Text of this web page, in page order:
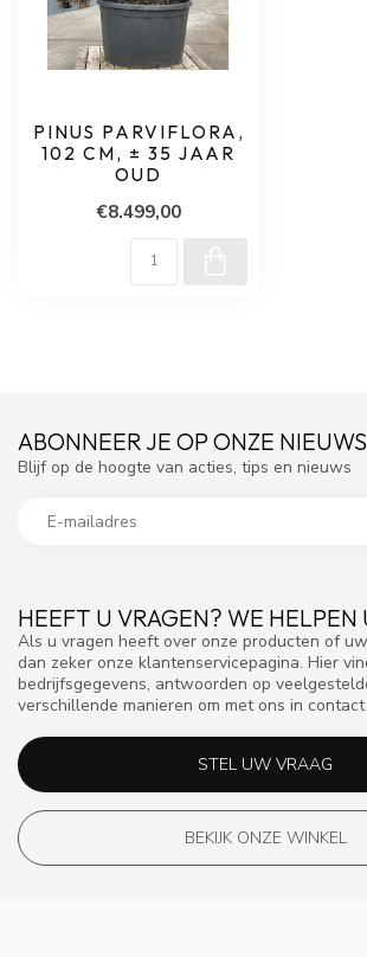
PINUS PARVIFLORA,
102 CM, ± 35 JAAR
OUD
€8.499,00
HEEFT U VRAGEN? WE HELPEN
Als u vragen heeft over onze producten of
dan zeker onze klantenservicepagina. Hier
bedrijfsgegevens, antwoorden op
verschillende manieren om met ons in
STEL UW VRAAG
BEKIJK ONZE WINKEL
ABONNEER JE OP ONZE
Blijf op de hoogte van acties, tips en nieuws